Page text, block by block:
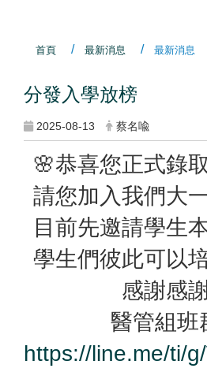
首頁 最新消息 最新消息
分發入學放榜
2025-08-13 蔡名喩
🌸恭喜您正式錄
請您加入我們大
目前先邀請學生
學生們彼此可以
感謝感
醫管組班
https://line.me/ti/